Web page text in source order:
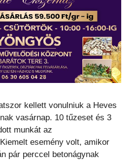
kellett vonulniuk a Heves
vasárnap. 10 tűzeset és 3
munkát az
esemény volt, amikor
pár perccel betonágynak